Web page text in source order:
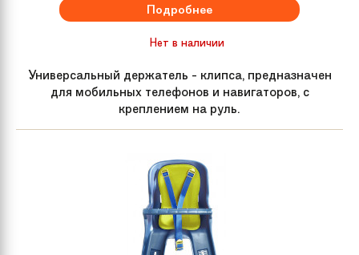
Подробнее
Нет в наличии
Универсальный держатель - клипса, предназначен
для мобильных телефонов и навигаторов, с
креплением на руль.